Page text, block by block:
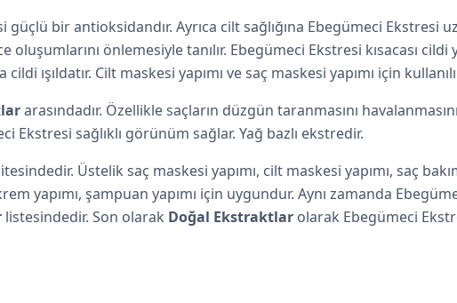
bir antioksidandır. Ayrıca cilt sağlığına Ebegümeci Ekstresi
oluşumlarını önlemesiyle tanılır. Ebegümeci Ekstresi kısacası
ışıldatır. Cilt maskesi yapımı ve saç maskesi yapımı için
arasındadır. Özellikle saçların düzgün taranmasını
Ekstresi sağlıklı görünüm sağlar. Yağ bazlı ekstredir.
Üstelik saç maskesi yapımı, cilt maskesi yapımı, saç
yapımı, şampuan yapımı için uygundur. Aynı zamanda
listesindedir. Son olarak Doğal Ekstraktlar olarak Ebegümeci